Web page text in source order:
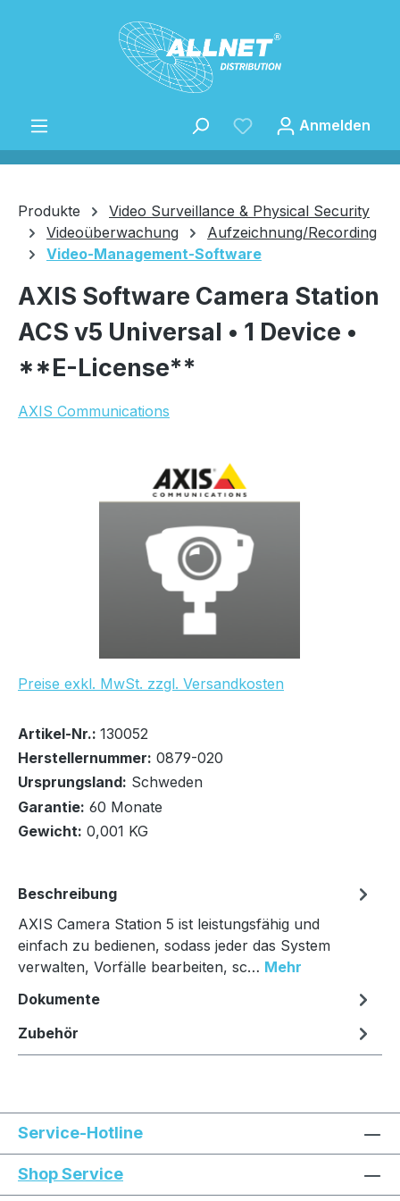
Zum Hauptinhalt springen
Anmelden
Produkte
Video Surveillance & Physical Security
Videoüberwachung
Aufzeichnung/Recording
Video-Management-Software
AXIS Software Camera Station
ACS v5 Universal • 1 Device •
**E-License**
AXIS Communications
Bildergalerie überspringen
UVP Netto: 159,00 €
Preise exkl. MwSt. zzgl. Versandkosten
Bestand:100+
Sofort verfügbar, Lieferzeit: 1-5 Tage
Artikel-Nr.: 130052
Herstellernummer: 0879-020
Ursprungsland: Schweden
Garantie: 60 Monate
Gewicht: 0,001 KG
Beschreibung
AXIS Camera Station 5 ist leistungsfähig und
einfach zu bedienen, sodass jeder das System
verwalten, Vorfälle bearbeiten, sc… Mehr
Dokumente
Zubehör
Service-Hotline
Shop Service